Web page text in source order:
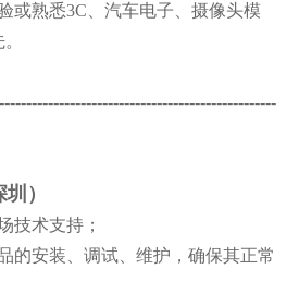
或熟悉3C、汽车电子、摄像头模
）
技术支持；
的安装、调试、维护，确保其正常